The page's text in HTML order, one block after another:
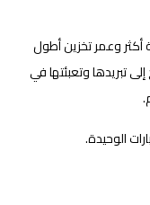
وعمر تخزين أطول
تبريدها وتعبئتها في
الوحيدة.